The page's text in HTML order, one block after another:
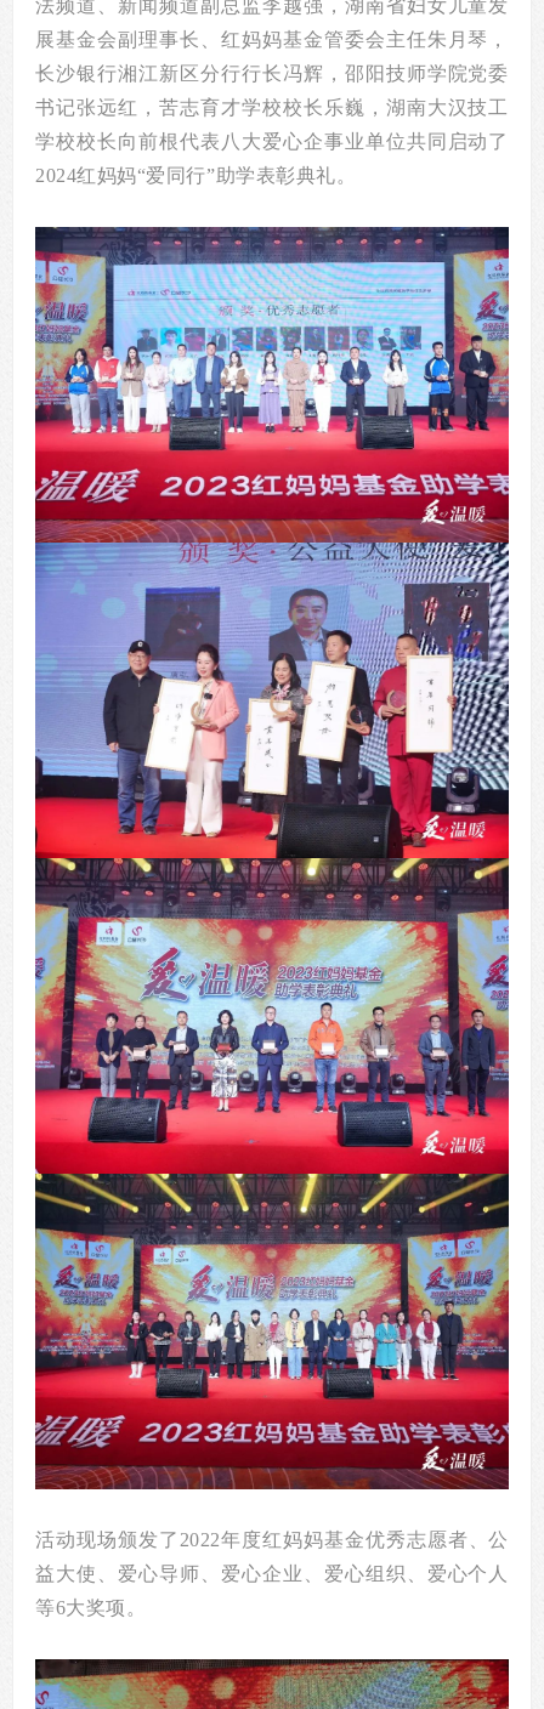
法频道、新闻频道副总监李越强，湖南省妇女儿童发
展基金会副理事长、红妈妈基金管委会主任朱月琴，
长沙银行湘江新区分行行长冯辉，邵阳技师学院党委
书记张远红，苦志育才学校校长乐巍，湖南大汉技工
学校校长向前根代表八大爱心企事业单位共同启动了
2024红妈妈“爱同行”助学表彰典礼。
活动现场颁发了2022年度红妈妈基金优秀志愿者、公
益大使、爱心导师、爱心企业、爱心组织、爱心个人
等6大奖项。